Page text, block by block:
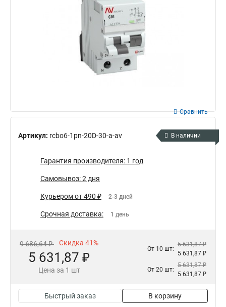
Артикул: rcbo6-1pn-20D-30-a-av
Сравнить
В наличии
Гарантия производителя: 1 год
Самовывоз: 2 дня
Курьером от 490 ₽ 2-3 дней
Срочная доставка: 1 день
9 686,64 ₽ Скидка 41%
5 631,87 ₽
Цена за 1 шт
От 10 шт:
5 631,87 ₽
5 631,87 ₽
От 20 шт:
5 631,87 ₽
5 631,87 ₽
Быстрый заказ В корзину